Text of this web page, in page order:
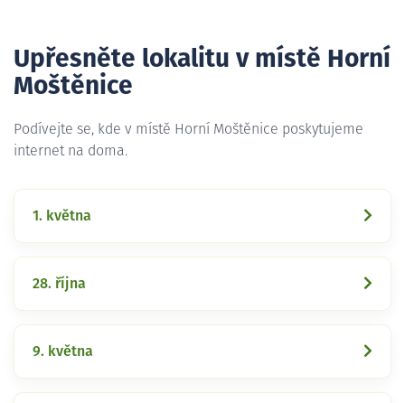
Upřesněte lokalitu v místě Horní
Moštěnice
Podívejte se, kde v místě Horní Moštěnice poskytujeme
internet na doma.
1. května
28. října
9. května